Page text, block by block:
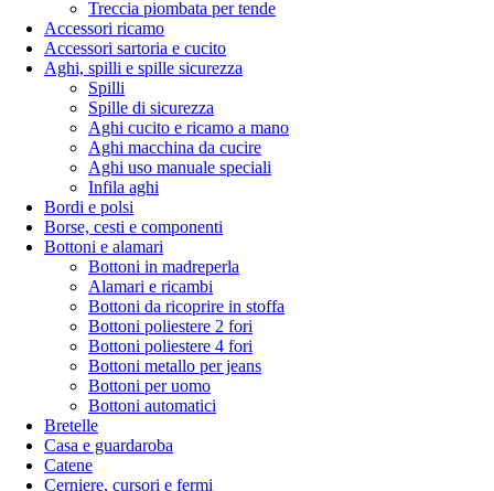
Treccia piombata per tende
Accessori ricamo
Accessori sartoria e cucito
Aghi, spilli e spille sicurezza
Spilli
Spille di sicurezza
Aghi cucito e ricamo a mano
Aghi macchina da cucire
Aghi uso manuale speciali
Infila aghi
Bordi e polsi
Borse, cesti e componenti
Bottoni e alamari
Bottoni in madreperla
Alamari e ricambi
Bottoni da ricoprire in stoffa
Bottoni poliestere 2 fori
Bottoni poliestere 4 fori
Bottoni metallo per jeans
Bottoni per uomo
Bottoni automatici
Bretelle
Casa e guardaroba
Catene
Cerniere, cursori e fermi